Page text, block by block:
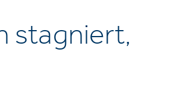
stagniert,